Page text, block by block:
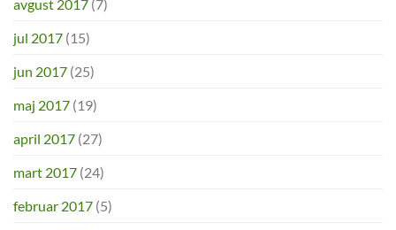
avgust 2017 (7)
jul 2017 (15)
jun 2017 (25)
maj 2017 (19)
april 2017 (27)
mart 2017 (24)
februar 2017 (5)